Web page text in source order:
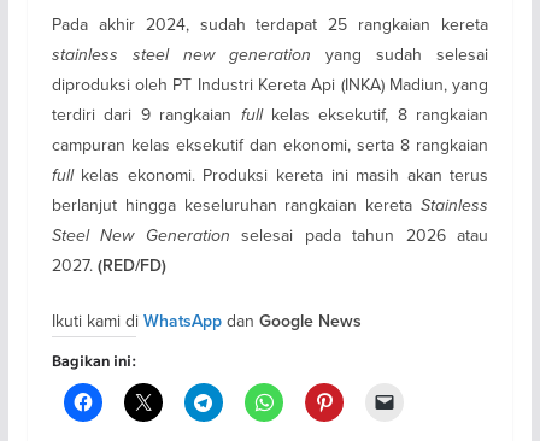
Pada akhir 2024, sudah terdapat 25 rangkaian kereta
stainless steel new generationyang sudah selesai
diproduksi oleh PT Industri Kereta Api (INKA) Madiun, yang
terdiri dari 9 rangkaian fullkelas eksekutif, 8 rangkaian
campuran kelas eksekutif dan ekonomi, serta 8 rangkaian
fullkelas ekonomi. Produksi kereta ini masih akan terus
berlanjut hingga keseluruhan rangkaian keretaStainless
Steel New Generation selesai pada tahun 2026 atau
2027. (RED/FD)
Ikuti kami di WhatsAppdan Google News
Bagikan ini: